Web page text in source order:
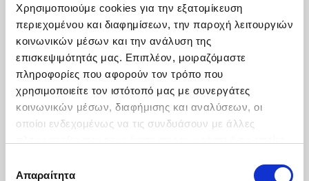
Χρησιμοποιούμε cookies για την εξατομίκευση
περιεχομένου και διαφημίσεων, την παροχή λειτουργιών
κοινωνικών μέσων και την ανάλυση της
επισκεψιμότητάς μας. Επιπλέον, μοιραζόμαστε
πληροφορίες που αφορούν τον τρόπο που
χρησιμοποιείτε τον ιστότοπό μας με συνεργάτες
κοινωνικών μέσων, διαφήμισης και αναλύσεων, οι
οποίοι ενδεχομένως να τις συνδυάσουν με άλλες
των υπηρεσιών τους.
συγκατάθεσης
Απαραίτητα
Δηλώνω ότι:
Συμφωνώ ότι η εταιρεία Karenta A.E. μπορεί
να χρησιμοποιεί τα ανωτέρω προσωπικά μου
δεδομένα για να επικοινωνεί μαζί μου για την
προώθηση πρόσθετων προϊόντων ή/και υπηρεσιών
που παρέχει.
Έχω ενημερωθεί για την επεξεργασία των